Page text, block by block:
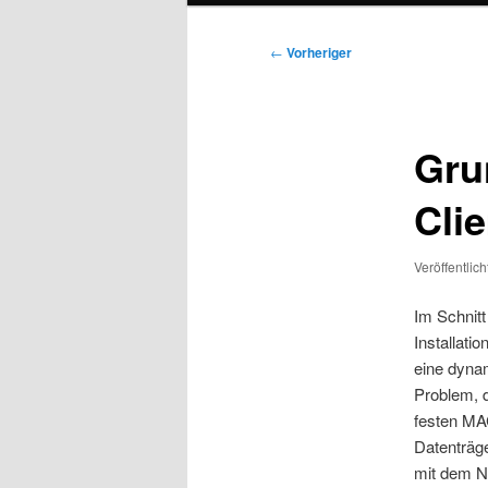
Beitragsnavigation
← Vorheriger
Im
eine
Problem,
festen
mit dem